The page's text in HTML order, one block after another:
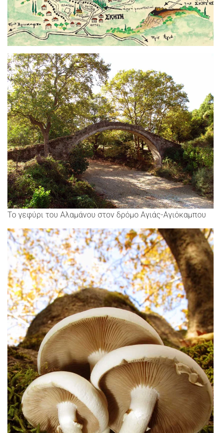
Το γεφύρι του Αλαμάνου στον δρόμο Αγιάς-Αγιόκαμπου